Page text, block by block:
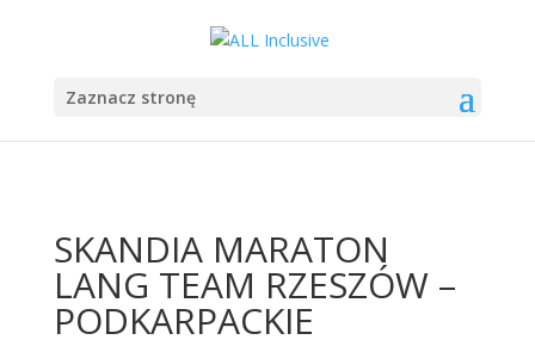
Zaznacz stronę
SKANDIA MARATON
LANG TEAM RZESZÓW –
PODKARPACKIE